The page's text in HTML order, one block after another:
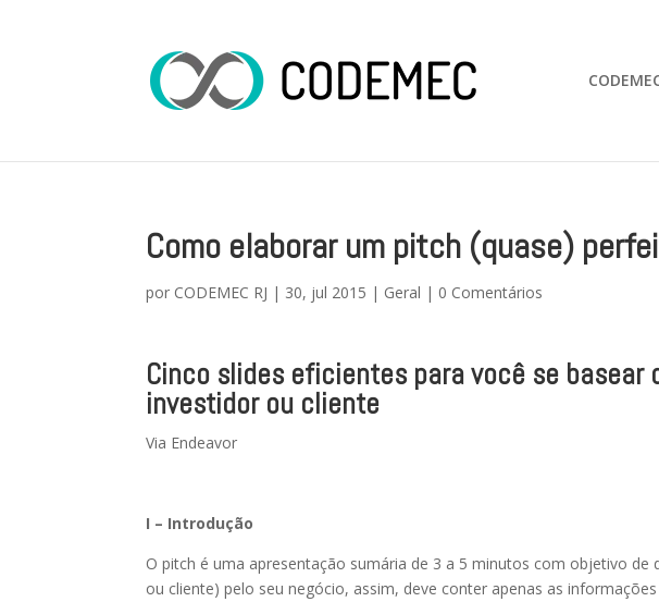
Como elaborar um pitch (quase)
por CODEMEC RJ | 30, jul 2015 | Geral | 0 Comentários
Cinco slides eficientes para você se basear
investidor ou cliente
Via Endeavor
I – Introdução
O pitch é uma apresentação sumária de 3 a 5 minutos com objetivo
ou cliente) pelo seu negócio, assim, deve conter apenas as